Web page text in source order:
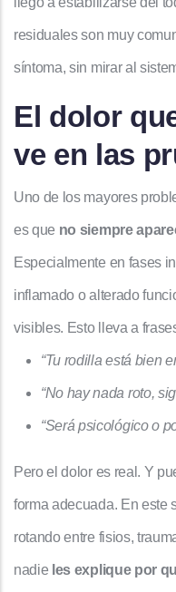
residuales son muy
síntoma, sin mirar al
El dolor
ve en las
Uno de los mayores
es que no siempre
Especialmente en fases
inflamado o alterado
visibles. Esto lleva a
“Tu rodilla está bien
“No hay nada roto,
“Será psicológico o
Pero el dolor es real. Y
forma adecuada. En este
rotando entre fisios,
nadie les explique por